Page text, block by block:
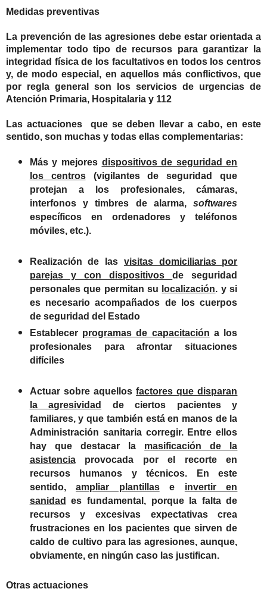
Medidas preventivas
La prevención de las agresiones debe estar orientada a
implementar todo tipo de recursos para garantizar la
integridad física de los facultativos en todos los centros
y, de modo especial, en aquellos más conflictivos, que
por regla general son los servicios de urgencias de
Atención Primaria, Hospitalaria y 112
Las actuaciones que se deben llevar a cabo, en este
sentido, son muchas y todas ellas complementarias:
Más y mejores dispositivos de seguridad en
los centros(vigilantes de seguridad que
protejan a los profesionales, cámaras,
interfonos y timbres de alarma,softwares
específicos en ordenadores y teléfonos
móviles, etc.).
Realización de las visitas domiciliarias por
parejas y con dispositivosde seguridad
personales que permitan su localización. y si
es necesario acompañados de los cuerpos
de seguridad del Estado
Establecer programas de capacitación a los
profesionales para afrontar situaciones
difíciles
Actuar sobre aquellosfactores que disparan
la agresividad
de ciertos pacientes y
familiares, y que también está en manos de la
Administración sanitaria corregir. Entre ellos
hay que destacar la masificación de la
asistenciaprovocada por el recorte en
recursos humanos y técnicos. En este
sentido,ampliar plantillase invertir en
sanidad
es fundamental, porque la falta de
recursos y excesivas expectativas crea
frustraciones en los pacientes que sirven de
caldo de cultivo para las agresiones, aunque,
obviamente, en ningún caso las justifican.
Otras actuaciones